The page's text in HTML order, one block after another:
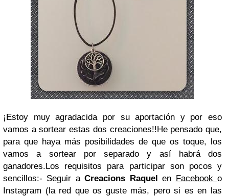
¡Estoy muy agradacida por su aportación y por eso
vamos a sortear estas dos creaciones!!He pensado que,
para que haya más posibilidades de que os toque, los
vamos a sortear por separado y así habrá dos
ganadores.Los requisitos para participar son pocos y
sencillos:- Seguir aCreacions Raquel en Facebooko
Instagram (la red que os guste más, pero si es en las